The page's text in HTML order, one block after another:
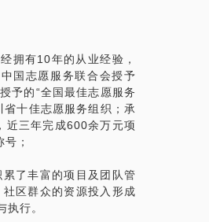
都有哪些坑是需要提
区别？ 企业如何通过
聚力？ 除了捐钱，
公益产品？ 说得明
拥有10年的从业经验，
国志愿服务联合会授予
予的“全国最佳志愿服务
十佳志愿服务组织；承
近三年完成600余万元项
；
了丰富的项目及团队管
区群众的资源投入形成
行。